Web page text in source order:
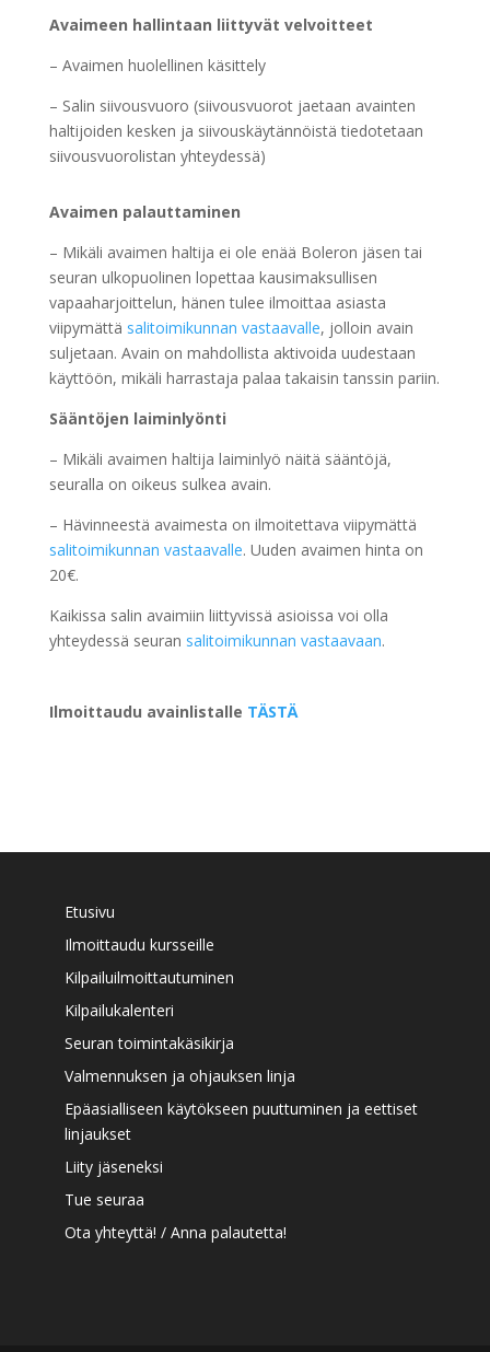
Avaimeen hallintaan liittyvät velvoitteet
– Avaimen huolellinen käsittely
– Salin siivousvuoro (siivousvuorot jaetaan avainten
haltijoiden kesken ja siivouskäytännöistä tiedotetaan
siivousvuorolistan yhteydessä)
Avaimen palauttaminen
– Mikäli avaimen haltija ei ole enää Boleron jäsen tai
seuran ulkopuolinen lopettaa kausimaksullisen
vapaaharjoittelun, hänen tulee ilmoittaa asiasta
viipymättä salitoimikunnan vastaavalle, jolloin avain
suljetaan. Avain on mahdollista aktivoida uudestaan
käyttöön, mikäli harrastaja palaa takaisin tanssin pariin.
Sääntöjen laiminlyönti
– Mikäli avaimen haltija laiminlyö näitä sääntöjä,
seuralla on oikeus sulkea avain.
– Hävinneestä avaimesta on ilmoitettava viipymättä
salitoimikunnan vastaavalle. Uuden avaimen hinta on
20€.
Kaikissa salin avaimiin liittyvissä asioissa voi olla
yhteydessä seuran salitoimikunnan vastaavaan.
Ilmoittaudu avainlistalle TÄSTÄ
Etusivu
Ilmoittaudu kursseille
Kilpailuilmoittautuminen
Kilpailukalenteri
Seuran toimintakäsikirja
Valmennuksen ja ohjauksen linja
Epäasialliseen käytökseen puuttuminen ja eettiset
linjaukset
Liity jäseneksi
Tue seuraa
Ota yhteyttä! / Anna palautetta!